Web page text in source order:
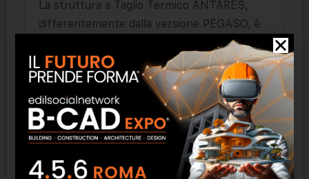
La struttura a Taglio Termico ANTARES,
differentemente dalla versione PEGASO, è
provvista di ponti termici che, insieme
all’utilizzo di un vetro camera, ne
garantiscono un eccezionale isolamento.
CARATTERISTICHE TECNICHE
Vetro camera minima 44.2-GAS-Gmm
Profilo a taglio termico